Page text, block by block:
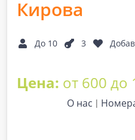
Кирова
До 10 3
Цена: от 600 до
О нас